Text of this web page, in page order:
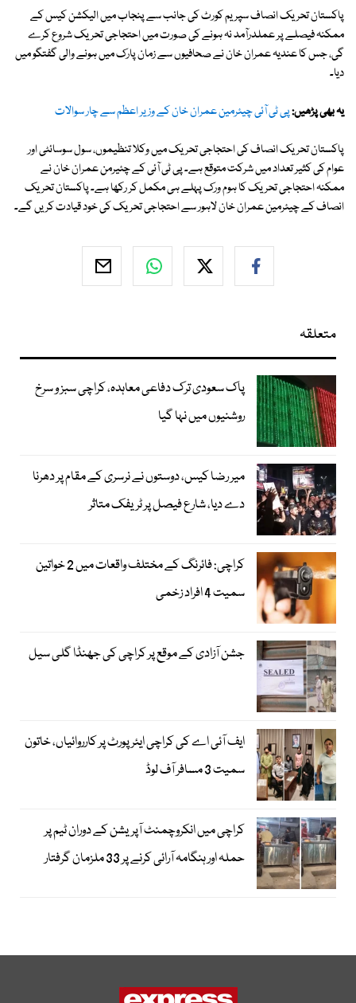
پاکستان تحریک انصاف سپریم کورٹ کی جانب سے پنجاب میں الیکشن کیس کے
ممکنہ فیصلے پر عملدرآمد نہ ہونے کی صورت میں احتجاجی تحریک شروع کرے
گی، جس کا عندیہ عمران خان نے صحافیوں سے زمان پارک میں ہونے والی گفتگو میں
دیا۔
یہ بھی پڑھیں:پی ٹی آئی چیئرمین عمران خان کے وزیر اعظم سے چار سوالات
پاکستان تحریک انصاف کی احتجاجی تحریک میں وکلا تنظیموں، سول سوسائٹی اور
عوام کی کثیر تعداد میں شرکت متوقع ہے۔ پی ٹی آئی کے چئیرمن عمران خان نے
ممکنہ احتجاجی تحریک کا ہوم ورک پہلے ہی مکمل کر رکھا ہے۔ پاکستان تحریک
انصاف کے چیئرمین عمران خان لاہور سے احتجاجی تحریک کی خود قیادت کریں گے۔
متعلقہ
پاک سعودی ترک دفاعی معاہدہ، کراچی سبز و سرخ
روشنیوں میں نہا گیا
میر رضا کیس، دوستوں نے نرسری کے مقام پر دھرنا
دے دیا، شارع فیصل پر ٹریفک متاثر
کراچی: فائرنگ کے مختلف واقعات میں 2 خواتین
سمیت 4 افراد زخمی
جشن آزادی کے موقع پر کراچی کی جھنڈا گلی سیل
ایف آئی اے کی کراچی ایئرپورٹ پر کارروائیاں، خاتون
سمیت 3 مسافر آف لوڈ
کراچی میں انکروچمنٹ آپریشن کے دوران ٹیم پر
حملہ اور ہنگامہ آرائی کرنے پر 33 ملزمان گرفتار